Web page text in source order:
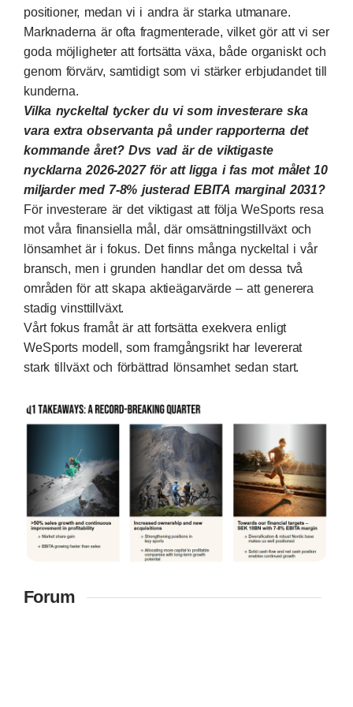
positioner, medan vi i andra är starka utmanare.
Marknaderna är ofta fragmenterade, vilket gör att vi ser
goda möjligheter att fortsätta växa, både organiskt och
genom förvärv, samtidigt som vi stärker erbjudandet till
kunderna.
Vilka nyckeltal tycker du vi som investerare ska
vara extra observanta på under rapporterna det
kommande året? Dvs vad är de viktigaste
nycklarna 2026-2027 för att ligga i fas mot målet 10
miljarder med 7-8% justerad EBITA marginal 2031?
För investerare är det viktigast att följa WeSports resa
mot våra finansiella mål, där omsättningstillväxt och
lönsamhet är i fokus. Det finns många nyckeltal i vår
bransch, men i grunden handlar det om dessa två
områden för att skapa aktieägarvärde – att generera
stadig vinsttillväxt.
Vårt fokus framåt är att fortsätta exekvera enligt
WeSports modell, som framgångsrikt har levererat
stark tillväxt och förbättrad lönsamhet sedan start.
Forum